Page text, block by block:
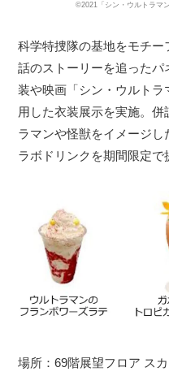
©2021「シン・ウルトラマ
科学特捜隊の基地をモチ
話のストーリーを追った
装や映画「シン・ウルト
用した衣装展示を実施。
ラマンや怪獣をイメージ
ラボドリンクを期間限定で
場所：69階展望フロア ス